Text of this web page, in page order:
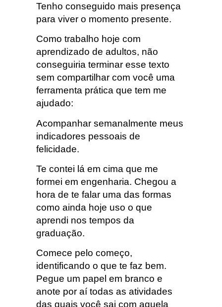
Tenho conseguido mais presença
para viver o momento presente.
Como trabalho hoje com
aprendizado de adultos, não
conseguiria terminar esse texto
sem compartilhar com você uma
ferramenta prática que tem me
ajudado:
Acompanhar semanalmente meus
indicadores pessoais de
felicidade.
Te contei lá em cima que me
formei em engenharia. Chegou a
hora de te falar uma das formas
como ainda hoje uso o que
aprendi nos tempos da
graduação.
Comece pelo começo,
identificando o que te faz bem.
Pegue um papel em branco e
anote por aí todas as atividades
das quais você sai com aquela